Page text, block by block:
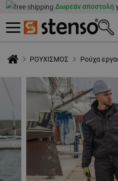
Δωρεάν αποστολή
ΡΟΥΧΙΣΜΟΣ Ρούχα